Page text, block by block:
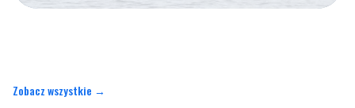
Zobacz wszystkie →